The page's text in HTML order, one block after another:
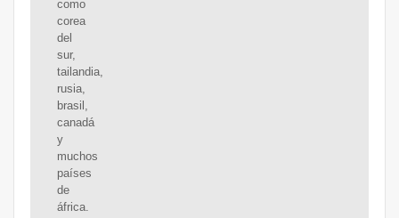
como
corea
del
sur,
tailandia,
rusia,
brasil,
canadá
y
muchos
países
de
áfrica.